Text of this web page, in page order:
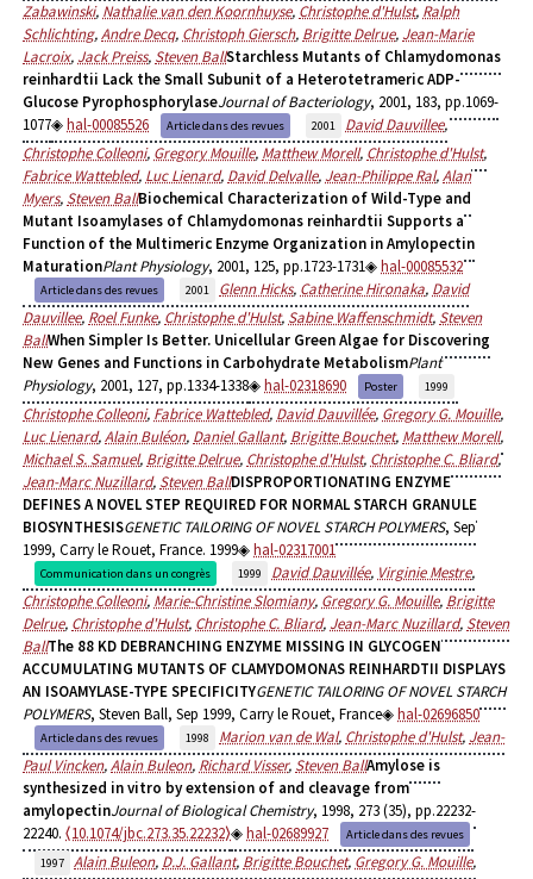
Zabawinski, Nathalie van den Koornhuyse, Christophe d'Hulst, Ralph
Schlichting,Andre Decq, Christoph Giersch, Brigitte Delrue, Jean-Marie
Lacroix, Jack Preiss, Steven BallStarchless Mutants of Chlamydomonas
reinhardtii Lack the Small Subunit of a Heterotetrameric ADP-
Glucose PyrophosphorylaseJournal of Bacteriology, 2001, 183, pp.1069-
1077
hal-00085526 Article dans des revues 2001 David Dauvillee,
Christophe Colleoni, Gregory Mouille, Matthew Morell, Christophe d'Hulst,
Fabrice Wattebled, Luc Lienard, David Delvalle, Jean-Philippe Ral,Alan
Myers, Steven BallBiochemical Characterization of Wild-Type and
Mutant Isoamylases of Chlamydomonas reinhardtii Supports a
Function of the Multimeric Enzyme Organization in Amylopectin
MaturationPlant Physiology, 2001, 125, pp.1723-1731 hal-00085532
Article dans des revues 2001 Glenn Hicks, Catherine Hironaka, David
Dauvillee, Roel Funke, Christophe d'Hulst, Sabine Waffenschmidt, Steven
BallWhen Simpler Is Better. Unicellular Green Algae for Discovering
New Genes and Functions in Carbohydrate MetabolismPlant
Physiology, 2001, 127, pp.1334-1338 hal-02318690 Poster 1999
Christophe Colleoni, Fabrice Wattebled, David Dauvillée, Gregory G. Mouille,
Luc Lienard,Alain Buléon, Daniel Gallant, Brigitte Bouchet, Matthew Morell,
Michael S. Samuel, Brigitte Delrue, Christophe d'Hulst, Christophe C. Bliard,
Jean-Marc Nuzillard, Steven BallDISPROPORTIONATING ENZYME
DEFINES A NOVEL STEP REQUIRED FOR NORMAL STARCH GRANULE
BIOSYNTHESISGENETIC TAILORING OF NOVEL STARCH POLYMERS, Sep
1999, Carry le Rouet, France. 1999
hal-02317001
Communication dans un congrès 1999 David Dauvillée, Virginie Mestre,
Christophe Colleoni, Marie-Christine Slomiany, Gregory G. Mouille, Brigitte
Delrue, Christophe d'Hulst, Christophe C. Bliard, Jean-Marc Nuzillard, Steven
BallThe 88 KD DEBRANCHING ENZYME MISSING IN GLYCOGEN
ACCUMULATING MUTANTS OF CLAMYDOMONAS REINHARDTII DISPLAYS
AN ISOAMYLASE-TYPE SPECIFICITYGENETIC TAILORING OF NOVEL STARCH
POLYMERS, Steven Ball, Sep 1999, Carry le Rouet, France hal-02696850
Article dans des revues 1998 Marion van de Wal, Christophe d'Hulst, Jean-
Paul Vincken,Alain Buleon, Richard Visser, Steven BallAmylose is
synthesized in vitro by extension of and cleavage from
amylopectinJournal of Biological Chemistry, 1998, 273 (35), pp.22232-
22240. ⟨10.1074/jbc.273.35.22232⟩ hal-02689927
Article dans des revues
1997
Alain Buleon, D.J. Gallant, Brigitte Bouchet, Gregory G. Mouille,